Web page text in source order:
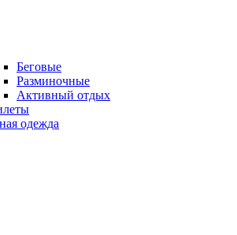
Беговые
Разминочные
Активный отдых
одежда